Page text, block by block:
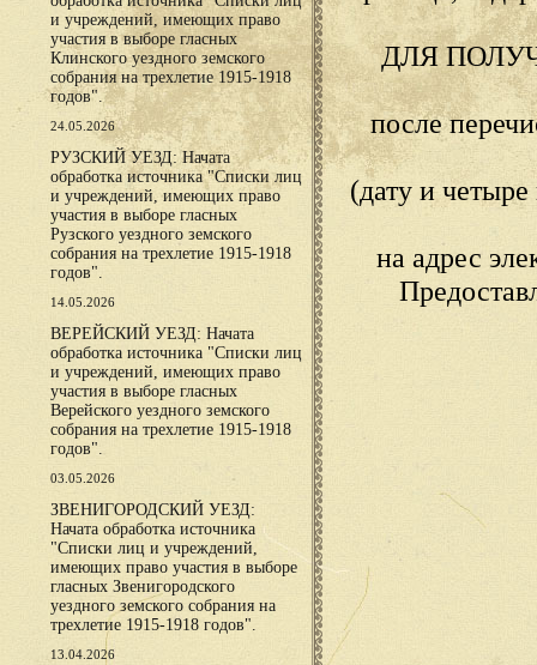
и учреждений, имеющих право
участия в выборе гласных
Клинского уездного земского
собрания на трехлетие 1915-1918
годов".
24.05.2026
РУЗСКИЙ УЕЗД: Начата
обработка источника "Списки лиц
и учреждений, имеющих право
участия в выборе гласных
Рузского уездного земского
собрания на трехлетие 1915-1918
годов".
14.05.2026
ВЕРЕЙСКИЙ УЕЗД: Начата
обработка источника "Списки лиц
и учреждений, имеющих право
участия в выборе гласных
Верейского уездного земского
собрания на трехлетие 1915-1918
годов".
03.05.2026
ЗВЕНИГОРОДСКИЙ УЕЗД:
Начата обработка источника
"Списки лиц и учреждений,
имеющих право участия в выборе
гласных Звенигородского
уездного земского собрания на
трехлетие 1915-1918 годов".
13.04.2026
ДЛЯ
после
(дату и
на адрес